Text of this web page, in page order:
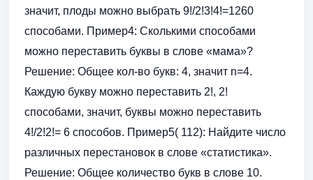
значит, плоды можно выбрать 9!/2!3!4!=1260
способами. Пример4: Сколькими способами
можно переставить буквы в слове «мама»?
Решение: Общее кол-во букв: 4, значит n=4.
Каждую букву можно переставить 2!, 2!
способами, значит, буквы можно переставить
4!/2!2!= 6 способов. Пример5( 112): Найдите число
различных перестановок в слове «статистика».
Решение: Общее количество букв в слове 10.